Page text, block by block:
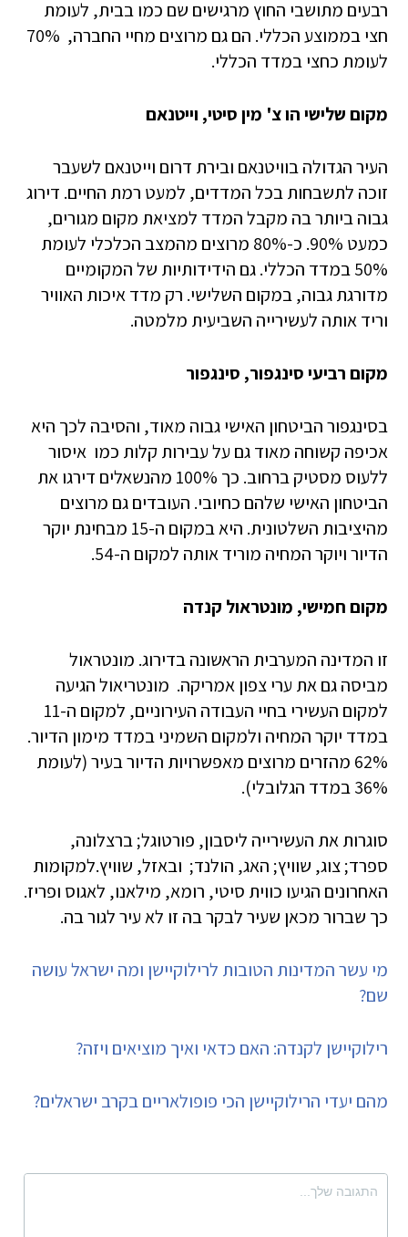
רבעים מתושבי החוץ מרגישים שם כמו בבית, לעומת
חצי בממוצע הכללי. הם גם מרוצים מחיי החברה, 70%
לעומת כחצי במדד הכללי.
מקום שלישי הו צ' מין סיטי, וייטנאם
העיר הגדולה בוויטנאם ובירת דרום וייטנאם לשעבר
זוכה לתשבחות בכל המדדים, למעט רמת החיים. דירוג
גבוה ביותר בה מקבל המדד למציאת מקום מגורים,
כמעט 90%. כ-80% מרוצים מהמצב הכלכלי לעומת
50% במדד הכללי. גם הידידותיות של המקומיים
מדורגת גבוה, במקום השלישי. רק מדד איכות האוויר
וריד אותה לעשירייה השביעית מלמטה.
מקום רביעי סינגפור, סינגפור
בסינגפור הביטחון האישי גבוה מאוד, והסיבה לכך היא
אכיפה קשוחה מאוד גם על עבירות קלות כמו איסור
ללעוס מסטיק ברחוב. כך 100% מהנשאלים דירגו את
הביטחון האישי שלהם כחיובי. העובדים גם מרוצים
מהיציבות השלטונית. היא במקום ה-15 מבחינת יוקר
הדיור ויוקר המחיה מוריד אותה למקום ה-54.
מקום חמישי, מונטראול קנדה
זו המדינה המערבית הראשונה בדירוג. מונטראול
מביסה גם את ערי צפון אמריקה. מונטריאול הגיעה
למקום העשירי בחיי העבודה העירוניים, למקום ה-11
במדד יוקר המחיה ולמקום השמיני במדד מימון הדיור.
62% מהזרים מרוצים מאפשרויות הדיור בעיר (לעומת
36% במדד הגלובלי).
סוגרות את העשירייה ליסבון, פורטוגל; ברצלונה,
ספרד; צוג, שוויץ; האג, הולנד; ובאזל, שוויץ.למקומות
האחרונים הגיעו כווית סיטי, רומא, מילאנו, לאגוס ופריז.
כך שברור מכאן שעיר לבקר בה זו לא עיר לגור בה.
מי עשר המדינות הטובות לרילוקיישן ומה ישראל עושה
שם?
רילוקיישן לקנדה: האם כדאי ואיך מוציאים ויזה?
מהם יעדי הרילוקיישן הכי פופולאריים בקרב ישראלים?